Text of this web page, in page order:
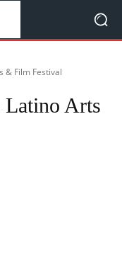
& Film Festival
Latino Arts